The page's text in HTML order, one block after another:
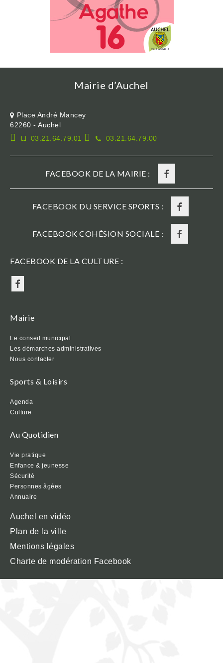
Mairie d’Auchel
Place André Mancey
62260 - Auchel
03.21.64.79.01
03.21.64.79.00
FACEBOOK DE LA MAIRIE :
FACEBOOK DU SERVICE SPORTS :
FACEBOOK COHÉSION SOCIALE :
FACEBOOK DE LA CULTURE :
Mairie
Le conseil municipal
Les démarches administratives
Nous contacter
Sports & Loisirs
Agenda
Culture
Au Quotidien
Vie pratique
Enfance & jeunesse
Sécurité
Personnes âgées
Annuaire
Auchel en vidéo
Plan de la ville
Mentions légales
Charte de modération Facebook